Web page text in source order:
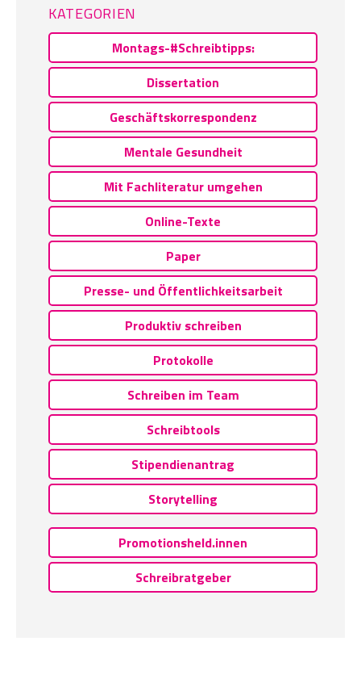
KATEGORIEN
Montags-#Schreibtipps:
Dissertation
Geschäftskorrespondenz
Mentale Gesundheit
Mit Fachliteratur umgehen
Online-Texte
Paper
Presse- und Öffentlichkeitsarbeit
Produktiv schreiben
Protokolle
Schreiben im Team
Schreibtools
Stipendienantrag
Storytelling
Promotionsheld.innen
Schreibratgeber